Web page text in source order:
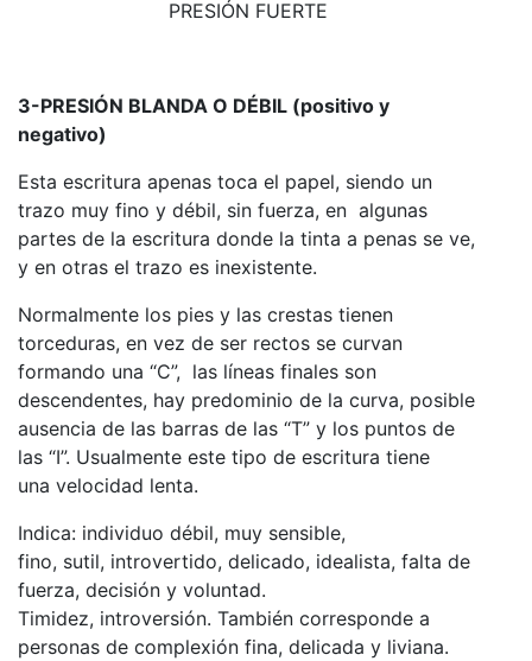
PRESIÓN FUERTE
3-PRESIÓN BLANDA O DÉBIL (positivo y
negativo)
Esta escritura apenas toca el papel, siendo un
trazo muy fino y débil, sin fuerza, en algunas
partes de la escritura donde la tinta a penas se ve,
y en otras el trazo es inexistente.
Normalmente los pies y las crestas tienen
torceduras, en vez de ser rectos se curvan
formando una “C”, las líneas finales son
descendentes, hay predominio de la curva, posible
ausencia de las barras de las “T” y los puntos de
las “I”. Usualmente este tipo de escritura tiene
una velocidad lenta.
Indica: individuo débil, muy sensible,
fino, sutil, introvertido, delicado, idealista, falta de
fuerza, decisión y voluntad.
Timidez, introversión. También corresponde a
personas de complexión fina, delicada y liviana.